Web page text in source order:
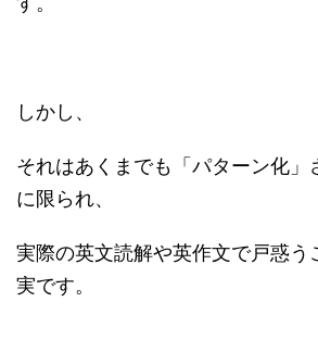
しかし、
それはあくまでも「パターン化」
に限られ、
実際の英文読解や英作文で戸惑う
実です。